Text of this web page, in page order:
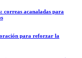
correas acanaladas para
para reforzar la